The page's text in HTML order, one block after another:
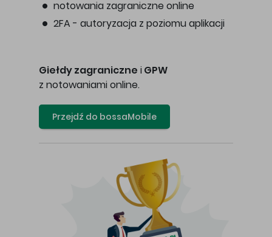
notowania zagraniczne online
2FA - autoryzacja z poziomu aplikacji
Giełdy zagraniczne i GPW
z notowaniami online.
Przejdź do bossaMobile